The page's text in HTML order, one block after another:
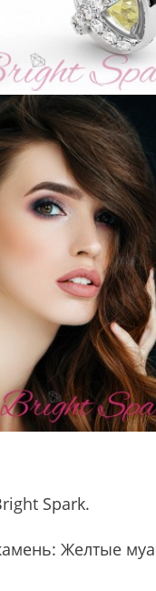
Spark.
Желтые